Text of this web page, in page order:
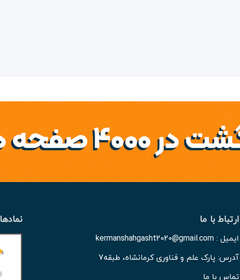
ارتباط با ما
ایمیل : kermanshahgasht2020@gmail.com
آدرس: پارک علم و فناوری کرمانشاه، طبقه7
تماس با ما
نمادها